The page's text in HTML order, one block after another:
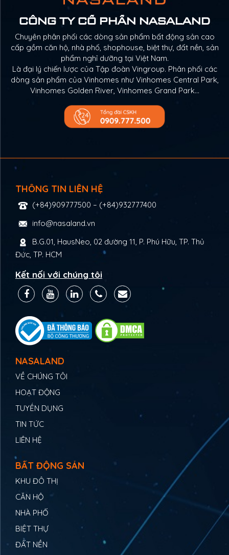
CÔNG TY CỔ PHẦN NASALAND
Chuyên phân phối các dòng sản phẩm bất động sản cao
cấp gồm căn hộ, nhà phố, shophouse, biệt thự, đất nền, sản
phẩm nghỉ dưỡng tại Việt Nam.
Là đại lý chiến lược của Tập đoàn Vingroup. Phân phối các
dòng sản phẩm của Vinhomes như Vinhomes Central Park,
Vinhomes Golden River, Vinhomes Grand Park…
THÔNG TIN LIÊN HỆ
(+84)909777500 – (+84)932777400
info@nasaland.vn
B.G.01, HausNeo, 02 đường 11, P. Phú Hữu, TP. Thủ
Đức, TP. HCM
Kết nối với chúng tôi
NASALAND
VỀ CHÚNG TÔI
HOẠT ĐỘNG
TUYỂN DỤNG
TIN TỨC
LIÊN HỆ
BẤT ĐỘNG SẢN
KHU ĐÔ THỊ
CĂN HỘ
NHÀ PHỐ
BIỆT THỰ
ĐẤT NỀN